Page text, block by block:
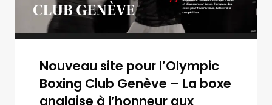
Nouveau site pour l’Olympic
Boxing Club Genève – La boxe
anglaise à l’honneur aux